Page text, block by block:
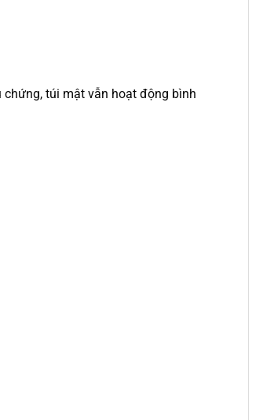
túi mật vẫn hoạt động bình